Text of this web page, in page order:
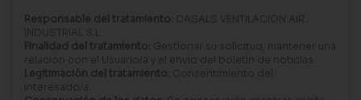
Responsable del tratamiento: CASALS VENTILACIÓN AIR
INDUSTRIAL S.L.
Finalidad del tratamiento: Gestionar su solicitud, mantener una
relación con el Usuario/a y el envío del boletín de noticias.
Legitimación del tratamiento: Consentimiento del
interesado/a.